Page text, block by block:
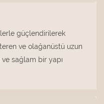
güçlendirilerek
ve olağanüstü uzun
ve sağlam bir yapı